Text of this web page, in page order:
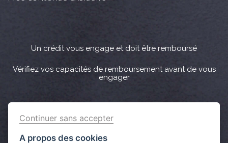
Un crédit vous engage et doit être remboursé
Vérifiez vos capacités de remboursement avant de vous
engager
Crédit immobilier : Vous bénéficiez d’un délai légal de
réflexion de 10 jours. Lorsque la vente est subordonnée à
l'obtention d’un prêt et si celui-ci n’est pas obtenu, le
Continuer sans accepter
A propos des cookies